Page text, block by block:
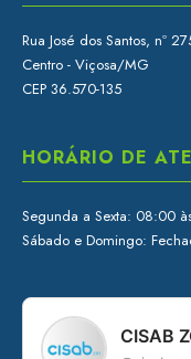
Rua José dos Santos, nº
Centro - Viçosa/MG
CEP 36.570-135
HORÁRIO DE
Segunda a Sexta: 08:00
Sábado e Domingo:
CISAB